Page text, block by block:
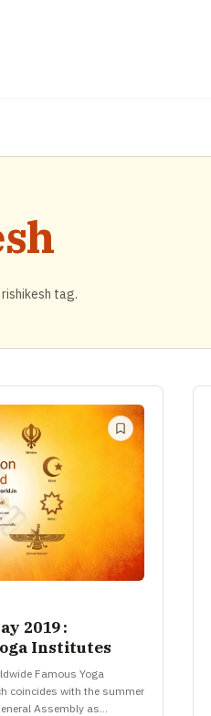
tag.
2019 :
Institutes
Famous Yoga
coincides with the summer
Assembly as